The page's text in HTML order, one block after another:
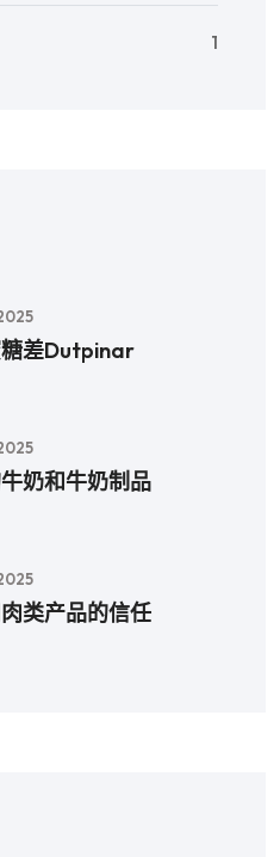
1
糖差Dutpinar
奶和牛奶制品
类产品的信任